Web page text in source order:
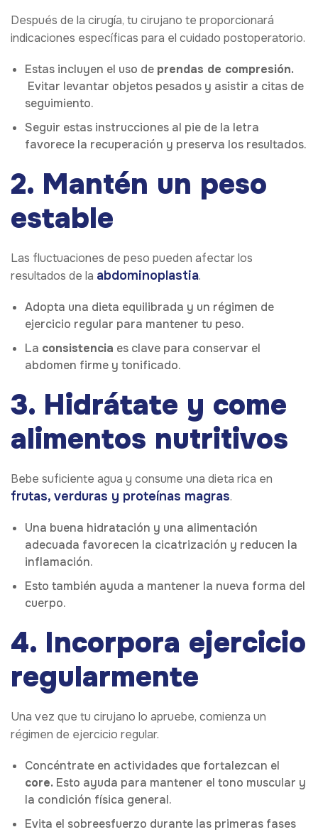
Después de la cirugía, tu cirujano te proporcionará
indicaciones específicas para el cuidado postoperatorio.
Estas incluyen el uso de prendas de compresión.
Evitar levantar objetos pesados y asistir a citas de
seguimiento.
Seguir estas instrucciones al pie de la letra
favorece la recuperación y preserva los resultados.
2. Mantén un peso
estable
Las fluctuaciones de peso pueden afectar los
resultados de la abdominoplastia.
Adopta una dieta equilibrada y un régimen de
ejercicio regular para mantener tu peso.
La consistencia es clave para conservar el
abdomen firme y tonificado.
3. Hidrátate y come
alimentos nutritivos
Bebe suficiente agua y consume una dieta rica en
frutas, verduras y proteínas magras.
Una buena hidratación y una alimentación
adecuada favorecen la cicatrización y reducen la
inflamación.
Esto también ayuda a mantener la nueva forma del
cuerpo.
4. Incorpora ejercicio
regularmente
Una vez que tu cirujano lo apruebe, comienza un
régimen de ejercicio regular.
Concéntrate en actividades que fortalezcan el
core. Esto ayuda para mantener el tono muscular y
la condición física general.
Evita el sobreesfuerzo durante las primeras fases